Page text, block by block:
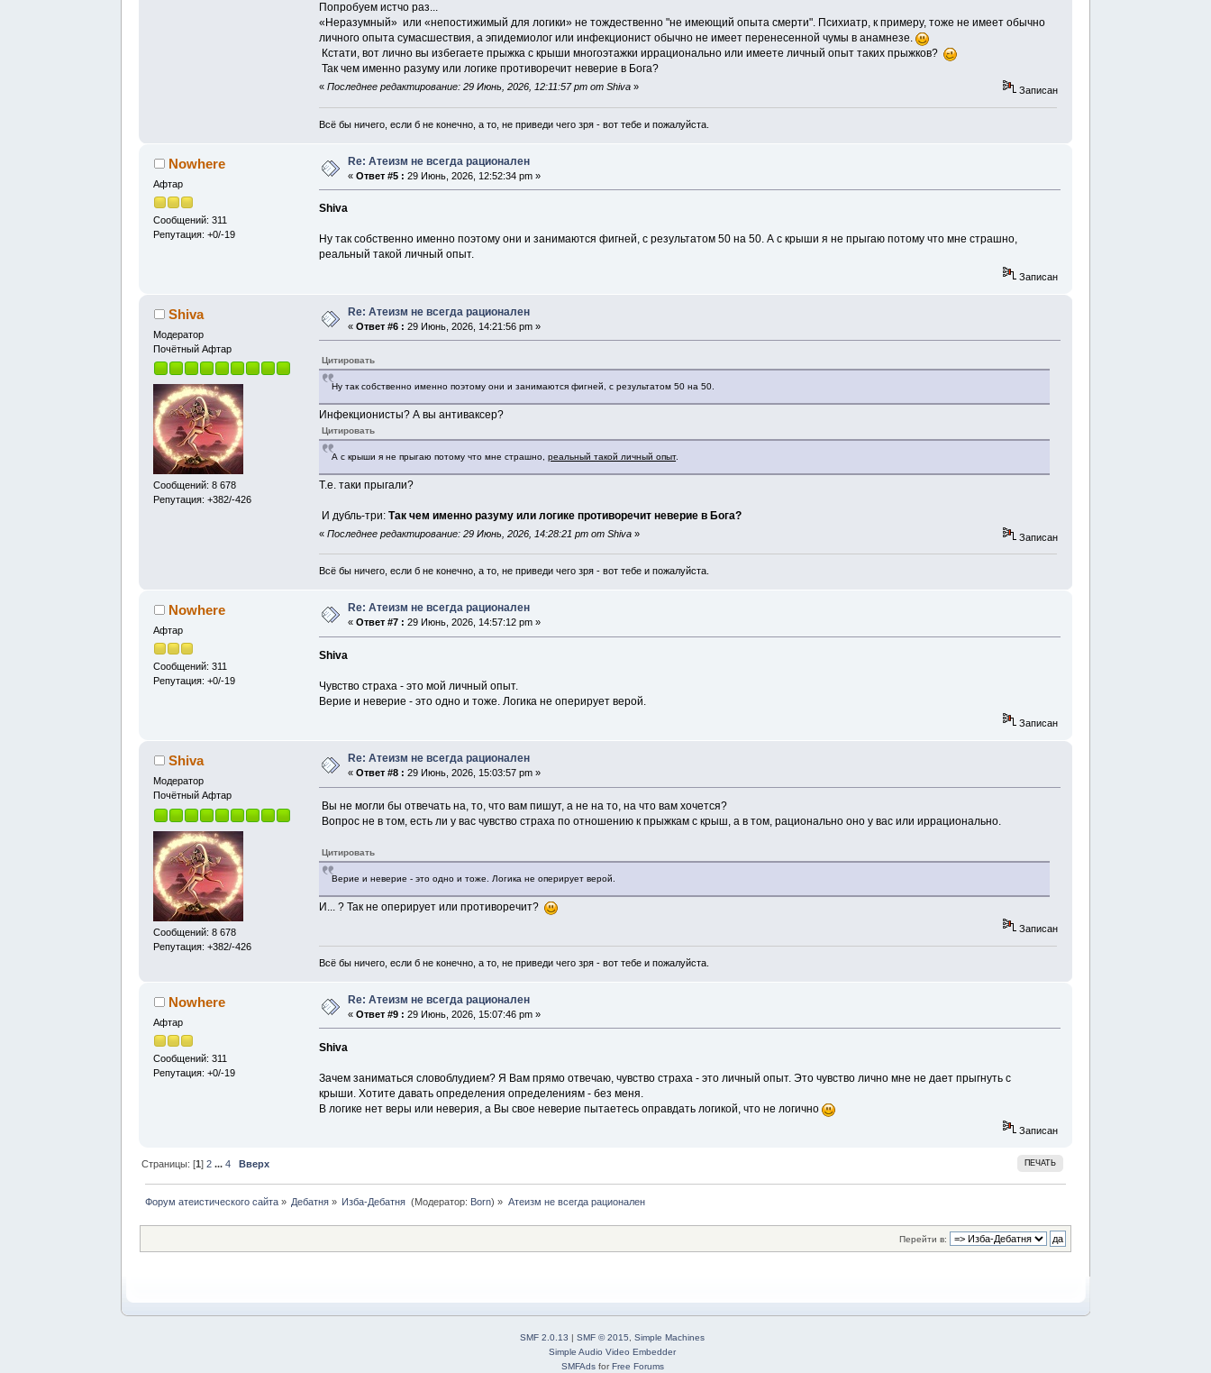
Попробуем истчо раз...
«Неразумный» или «непостижимый для логики» не тождественно "не имеющий опыта смерти". Психиатр, к примеру, тоже не имеет обычно
личного опыта сумасшествия, а эпидемиолог или инфекционист обычно не имеет перенесенной чумы в анамнезе.
Кстати, вот лично вы избегаете прыжка с крыши многоэтажки иррационально или имеете личный опыт таких прыжков?
Так чем именно разуму или логике противоречит неверие в Бога?
«Последнее редактирование: 29 Июнь, 2026, 12:11:57 pm от Shiva » Записан
Всё бы ничего, если б не конечно, а то, не приведи чего зря - вот тебе и пожалуйста.
Nowhere
Афтар
Сообщений: 311
Репутация: +0/-19
Re: Атеизм не всегда рационален
«Ответ #5 : 29 Июнь, 2026, 12:52:34 pm »
Shiva
Ну так собственно именно поэтому они и занимаются фигней, с результатом 50 на 50. А с крыши я не прыгаю потому что мне страшно,
реальный такой личный опыт.
Записан
Shiva
Модератор
Почётный Афтар
Сообщений: 8 678
Репутация: +382/-426
Re: Атеизм не всегда рационален
«Ответ #6 : 29 Июнь, 2026, 14:21:56 pm »
Цитировать
Ну так собственно именно поэтому они и занимаются фигней, с результатом 50 на 50.
Инфекционисты? А вы антиваксер?
Цитировать
А с крыши я не прыгаю потому что мне страшно,реальный такой личный опыт.
Т.е. таки прыгали?
И дубль-три:Так чем именно разуму или логике противоречит неверие в Бога?
«Последнее редактирование: 29 Июнь, 2026, 14:28:21 pm от Shiva » Записан
Всё бы ничего, если б не конечно, а то, не приведи чего зря - вот тебе и пожалуйста.
Nowhere
Афтар
Сообщений: 311
Репутация: +0/-19
Re: Атеизм не всегда рационален
«Ответ #7 : 29 Июнь, 2026, 14:57:12 pm »
Shiva
Чувство страха - это мой личный опыт.
Верие и неверие - это одно и тоже. Логика не оперирует верой.
Записан
Shiva
Модератор
Почётный Афтар
Сообщений: 8 678
Репутация: +382/-426
Re: Атеизм не всегда рационален
«Ответ #8 : 29 Июнь, 2026, 15:03:57 pm »
Вы не могли бы отвечать на, то, что вам пишут, а не на то, на что вам хочется?
Вопрос не в том, есть ли у вас чувство страха по отношению к прыжкам с крыш, а в том, рационально оно у вас или иррационально.
Цитировать
Верие и неверие - это одно и тоже. Логика не оперирует верой.
И... ? Так не оперирует или противоречит?
Записан
Всё бы ничего, если б не конечно, а то, не приведи чего зря - вот тебе и пожалуйста.
Nowhere
Афтар
Сообщений: 311
Репутация: +0/-19
Re: Атеизм не всегда рационален
«Ответ #9 : 29 Июнь, 2026, 15:07:46 pm »
Shiva
Зачем заниматься словоблудием? Я Вам прямо отвечаю, чувство страха - это личный опыт. Это чувство лично мне не дает прыгнуть с
крыши. Хотите давать определения определениям - без меня.
В логике нет веры или неверия, а Вы свое неверие пытаетесь оправдать логикой, что не логично
Записан
ПЕЧАТЬ
Страницы: [1] 2 ... 4 Вверх
Форум атеистического сайта» Дебатня» Изба-Дебатня (Модератор: Born) » Атеизм не всегда рационален
Перейти в:
SMF 2.0.13 | SMF © 2015
Simple Machines
Simple Audio Video Embedder
SMFAdsforFree Forums